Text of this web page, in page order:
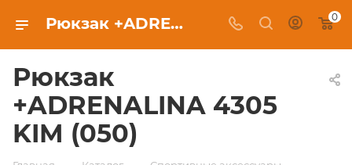
Рюкзак +ADRENALINA 4305 KIM (050) цена 4 000 ₽ в Красноярске купить в интернет-магазине экипировочного клуба 0
Рюкзак
+ADRENALINA 4305
KIM (050)